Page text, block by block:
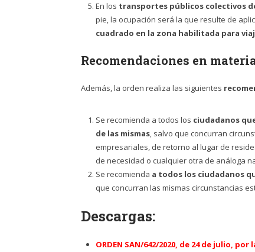
En los transportes públicos colectivos
pie, la ocupación será la que resulte de
cuadrado en la zona habilitada para
Recomendaciones en
Además, la orden realiza las siguientes
Se recomienda a todos los ciudadanos
de las mismas, salvo que concurran
empresariales, de retorno al lugar de
de necesidad o cualquier otra de análoga
Se recomienda a todos los ciudadanos
que concurran las mismas circunstancias
Descargas:
ORDEN SAN/642/2020, de 24 de julio,